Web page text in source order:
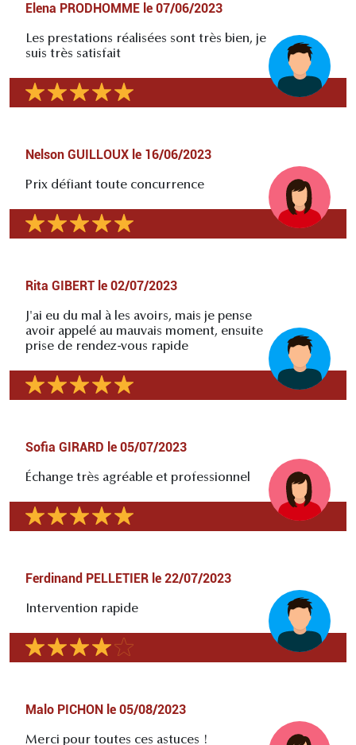
Elena PRODHOMME le 07/06/2023
Les prestations réalisées sont très bien, je
suis très satisfait
Nelson GUILLOUX le 16/06/2023
Prix défiant toute concurrence
Rita GIBERT le 02/07/2023
J'ai eu du mal à les avoirs, mais je pense
avoir appelé au mauvais moment, ensuite
prise de rendez-vous rapide
Sofia GIRARD le 05/07/2023
Échange très agréable et professionnel
Ferdinand PELLETIER le 22/07/2023
Intervention rapide
Malo PICHON le 05/08/2023
Merci pour toutes ces astuces !